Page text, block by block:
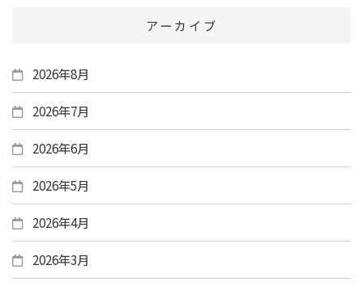
アーカイブ
2026年8月
2026年7月
2026年6月
2026年5月
2026年4月
2026年3月